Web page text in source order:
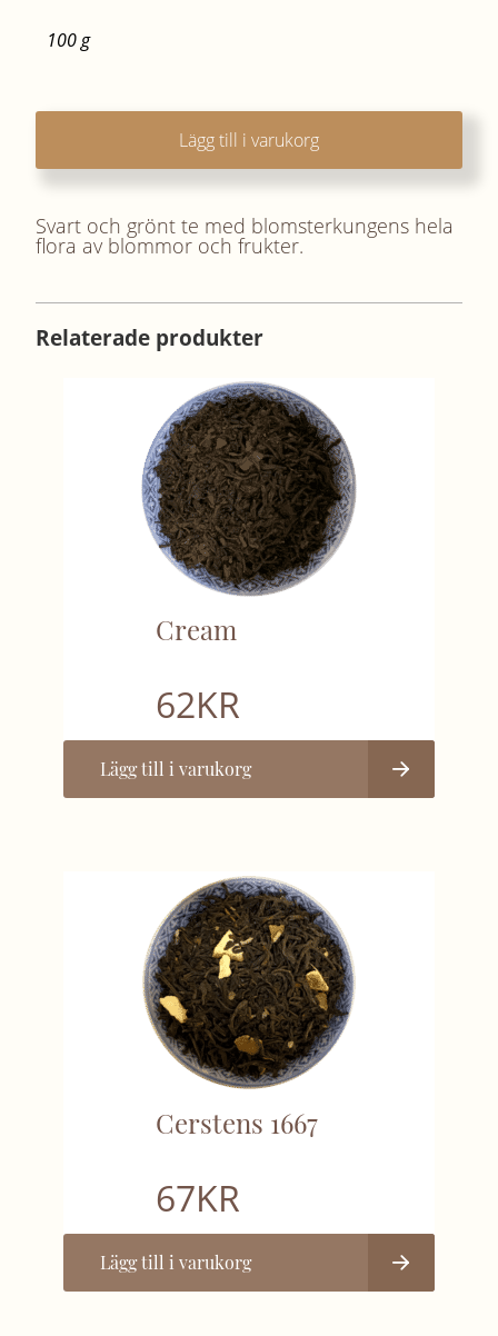
100 g
Lägg till i varukorg
Svart och grönt te med blomsterkungens hela
flora av blommor och frukter.
Relaterade produkter
Cream
62KR
Lägg till i varukorg
Cerstens 1667
67KR
Lägg till i varukorg